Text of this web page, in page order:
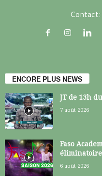
Contact:
ENCORE PLUS NEWS
JT de 13h
7 août 2026
Faso
éliminatoire
6 août 2026